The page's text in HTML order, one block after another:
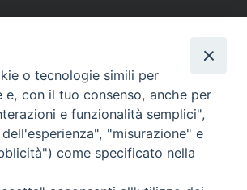
DI ALBANO
06.93268401 - Fax.: 06.9323844
curia@diocesidialbano.it
Lunedì al Venerdì Ore: 9:00 - 13:00
o tecnologie simili per
e, con il tuo consenso, anche per
e funzionalità semplici",
"misurazione" e
come specificato nella